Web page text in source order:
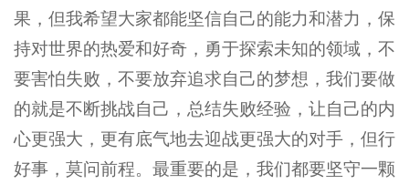
果，但我希望大家都能坚信自己的能力和潜力，保
持对世界的热爱和好奇，勇于探索未知的领域，不
要害怕失败，不要放弃追求自己的梦想，我们要做
的就是不断挑战自己，总结失败经验，让自己的内
心更强大，更有底气地去迎战更强大的对手，但行
好事，莫问前程。最重要的是，我们都要坚守一颗